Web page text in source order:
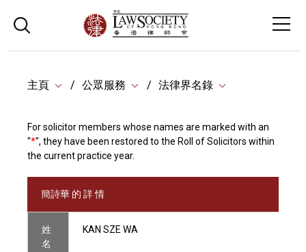
主頁 公眾服務 法律界名錄
For solicitor members whose names are marked with an
"*", they have been restored to the Roll of Solicitors within
the current practice year.
簡詩華 的 詳 情
姓
名
KAN SZE WA